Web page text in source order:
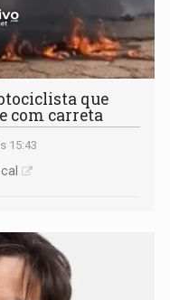
que
com carreta
15:43